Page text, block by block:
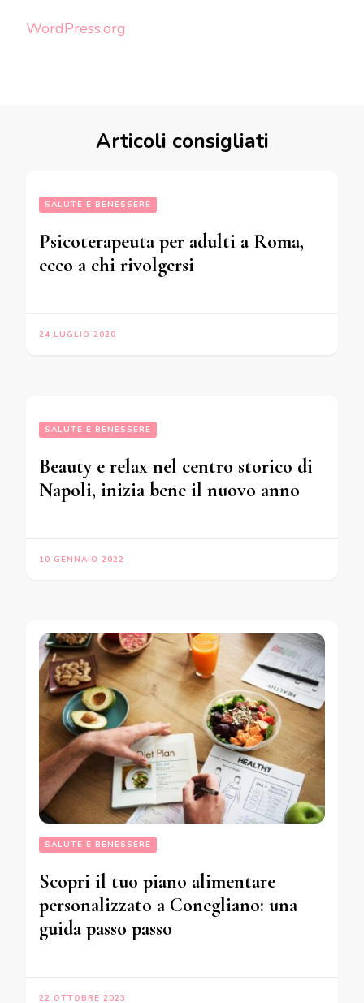
WordPress.org
Articoli consigliati
SALUTE E BENESSERE
Psicoterapeuta per adulti a Roma,
ecco a chi rivolgersi
24 LUGLIO 2020
SALUTE E BENESSERE
Beauty e relax nel centro storico di
Napoli, inizia bene il nuovo anno
10 GENNAIO 2022
SALUTE E BENESSERE
Scopri il tuo piano alimentare
personalizzato a Conegliano: una
guida passo passo
22 OTTOBRE 2023